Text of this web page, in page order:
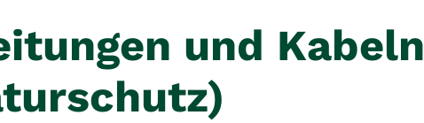
und Kabeln